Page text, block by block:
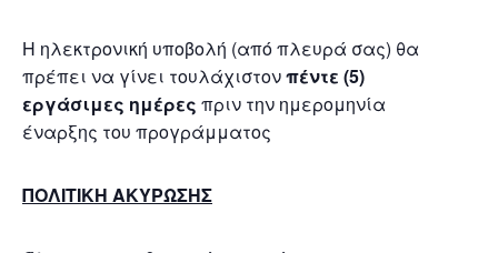
Η ηλεκτρονική υποβολή (από πλευρά σας) θα
πρέπει να γίνει τουλάχιστονπέντε (5)
εργάσιμες ημέρες πριν την ημερομηνία
έναρξης του προγράμματος
ΠΟΛΙΤΙΚΗ ΑΚΥΡΩΣΗΣ